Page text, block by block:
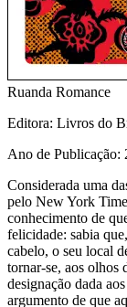
Ruanda Romance
Editora: Livros do
Ano de Publicação:
Considerada uma
pelo New York
conhecimento de
felicidade: sabia
cabelo, o seu local
tornar-se, aos olhos
designação dada
argumento de que